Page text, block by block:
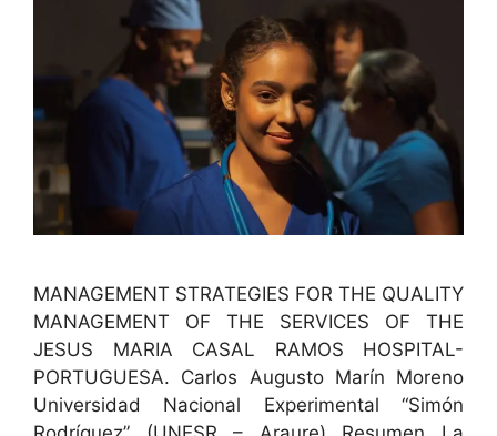
MANAGEMENT STRATEGIES FOR THE QUALITY
MANAGEMENT OF THE SERVICES OF THE
JESUS MARIA CASAL RAMOS HOSPITAL-
PORTUGUESA. Car­los Augus­to Marín Moreno
Uni­ver­si­dad Nacional Exper­i­men­tal “Simón